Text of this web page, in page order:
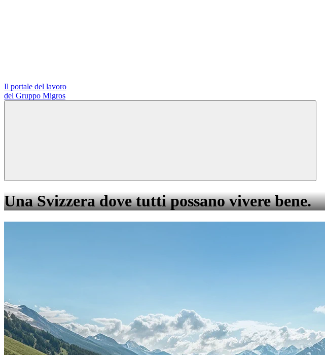
Il portale del lavoro
del Gruppo Migros
Una Svizzera dove tutti possano vivere bene.